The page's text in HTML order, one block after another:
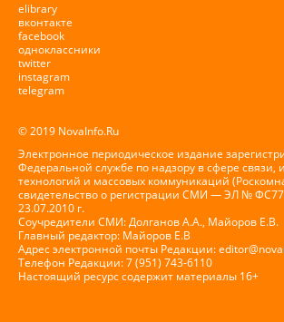
elibrary
вконтакте
facebook
одноклассники
twitter
instagram
telegram
© 2019 NovaInfo.Ru
Электронное периодическое издание
Федеральной службе по надзору в сфере
технологий и массовых коммуникаций
свидетельство о регистрации СМИ — ЭЛ №
23.07.2010 г.
Соучредители СМИ: Долганов А.А., Майоров Е.В.
Главный редактор: Майоров Е.В
Адрес электронной почты Редакции:
Телефон Редакции: 7 (951) 743-6110
Настоящий ресурс содержит материалы 16+